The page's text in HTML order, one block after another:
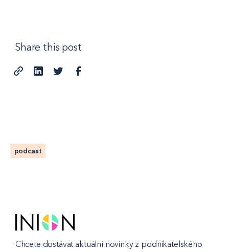
Share this post
podcast
Chcete dostávat aktuální novinky z podnikatelského